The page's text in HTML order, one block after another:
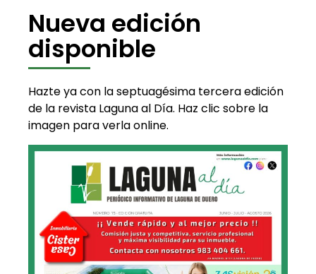
Nueva edición
disponible
Hazte ya con la septuagésima tercera edición
de la revista Laguna al Día. Haz clic sobre la
imagen para verla online.